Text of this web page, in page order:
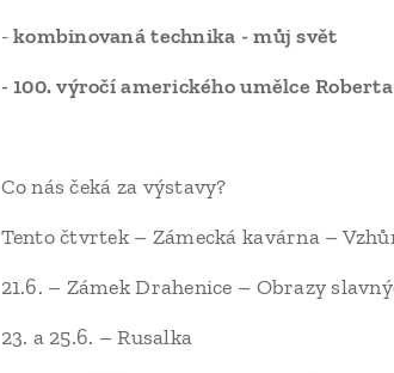
-kombinovaná technika - můj svět
- 100. výročí amerického umělce
Co nás čeká za výstavy?
Tento čtvrtek – Zámecká kavárna –
21.6. – Zámek Drahenice – Obrazy
23. a 25.6. – Rusalka